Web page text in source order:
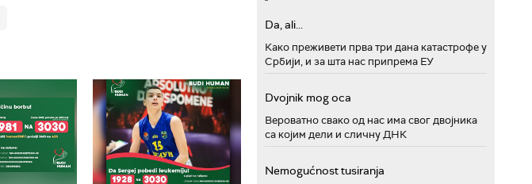
Da, ali...
Како преживети прва три дана катастрофе у
Србији, и за шта нас припрема ЕУ
Dvojnik mog oca
Вероватно свако од нас има свог двојника
са којим дели и сличну ДНК
Nemogućnost tusiranja